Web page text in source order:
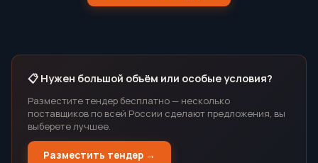
📋 Нужен большой объём или особые условия?
Разместите тендер бесплатно — несколько
поставщиков по всей России сделают предложения, вы
выберете лучшее.
Разместить тендер →